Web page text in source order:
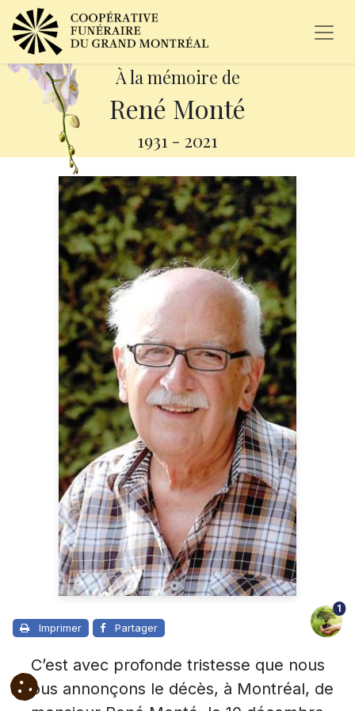
À la mémoire de
René Monté
1931 - 2021
Imprimer Partager
1
C’est avec profonde tristesse que nous
vous annonçons le décès, à Montréal, de